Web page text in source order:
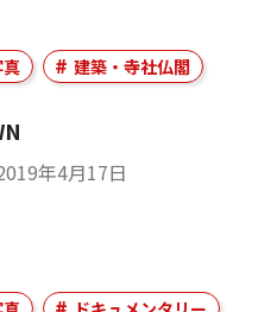
真 建築・寺社仏閣
年4月17日